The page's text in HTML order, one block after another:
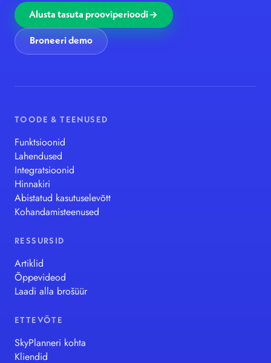
Alusta tasuta prooviperioodi
Broneeri demo
TOODE & TEENUSED
Funktsioonid
Lahendused
Integratsioonid
Hinnakiri
Abistatud kasutuselevõtt
Kohandamisteenused
RESSURSID
Artiklid
Õppevideod
Laadi alla brošüür
ETTEVÕTE
SkyPlanneri kohta
Kliendid